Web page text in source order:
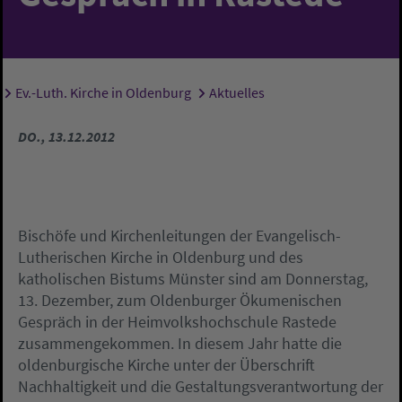
Sie sind hier:
Ev.-Luth. Kirche in Oldenburg Aktuelles
DO., 13.12.2012
Bischöfe und Kirchenleitungen der Evangelisch-
Lutherischen Kirche in Oldenburg und des
katholischen Bistums Münster sind am Donnerstag,
13. Dezember, zum Oldenburger Ökumenischen
Gespräch in der Heimvolkshochschule Rastede
zusammengekommen. In diesem Jahr hatte die
oldenburgische Kirche unter der Überschrift
Nachhaltigkeit und die Gestaltungsverantwortung der